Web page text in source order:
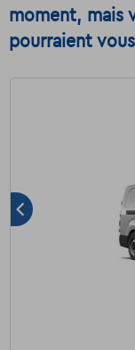
moment, mais
pourraient